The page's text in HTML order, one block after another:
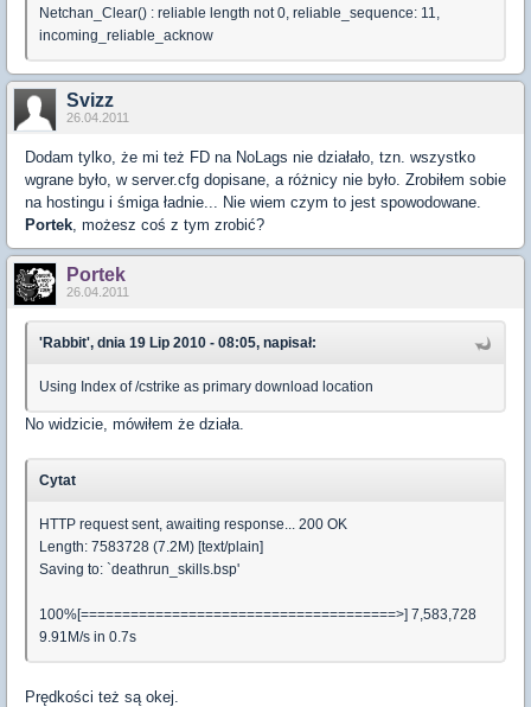
Netchan_Clear() : reliable length not 0, reliable_sequence: 11,
incoming_reliable_acknow
Svizz
26.04.2011
Dodam tylko, że mi też FD na NoLags nie działało, tzn. wszystko
wgrane było, w server.cfg dopisane, a różnicy nie było. Zrobiłem sobie
na hostingu i śmiga ładnie... Nie wiem czym to jest spowodowane.
Portek, możesz coś z tym zrobić?
Portek
26.04.2011
'Rabbit', dnia 19 Lip 2010 - 08:05, napisał:
Using Index of /cstrike as primary download location
No widzicie, mówiłem że działa.
Cytat
HTTP request sent, awaiting response... 200 OK
Length: 7583728 (7.2M) [text/plain]
Saving to: `deathrun_skills.bsp'
100%[======================================>] 7,583,728
9.91M/s in 0.7s
Prędkości też są okej.